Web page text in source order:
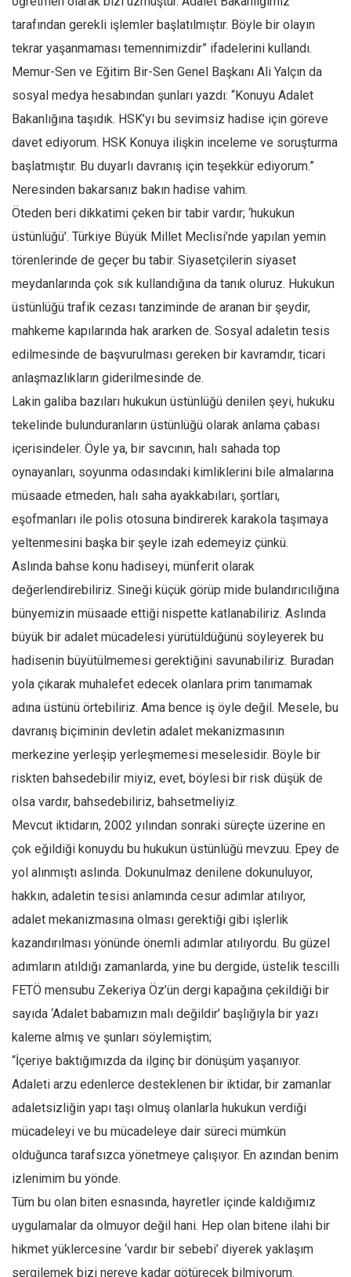
» Yazar arşivi
Bu Sayı
Kategoriler
Kültür Sanat
Kitap
Karisi kitap sualleri
7 soruda bu hafta
Ekonomi
Spor
Sağlık
Hayat
Türkiye
Siyaset
Dünya
Avrupa
Asya
Afrika
İslam Dünyası
Tarih
Düşünce
Dosyalar
tarafından gerekli işlemler başlatılmıştır. Böyle bir olayın
tekrar yaşanmaması temennimizdir” ifadelerini kullandı.
Memur-Sen ve Eğitim Bir-Sen Genel Başkanı Ali Yalçın da
sosyal medya hesabından şunları yazdı: “Konuyu Adalet
Bakanlığına taşıdık. HSK’yı bu sevimsiz hadise için göreve
davet ediyorum. HSK Konuya ilişkin inceleme ve soruşturma
başlatmıştır. Bu duyarlı davranış için teşekkür ediyorum.”
Neresinden bakarsanız bakın hadise vahim.
Öteden beri dikkatimi çeken bir tabir vardır; ‘hukukun
üstünlüğü’. Türkiye Büyük Millet Meclisi’nde yapılan yemin
törenlerinde de geçer bu tabir. Siyasetçilerin siyaset
meydanlarında çok sık kullandığına da tanık oluruz. Hukukun
üstünlüğü trafik cezası tanziminde de aranan bir şeydir,
mahkeme kapılarında hak ararken de. Sosyal adaletin tesis
edilmesinde de başvurulması gereken bir kavramdır, ticari
anlaşmazlıkların giderilmesinde de.
Lakin galiba bazıları hukukun üstünlüğü denilen şeyi, hukuku
tekelinde bulunduranların üstünlüğü olarak anlama çabası
içerisindeler. Öyle ya, bir savcının, halı sahada top
oynayanları, soyunma odasındaki kimliklerini bile almalarına
müsaade etmeden, halı saha ayakkabıları, şortları,
eşofmanları ile polis otosuna bindirerek karakola taşımaya
yeltenmesini başka bir şeyle izah edemeyiz çünkü.
Aslında bahse konu hadiseyi, münferit olarak
değerlendirebiliriz. Sineği küçük görüp mide bulandırıcılığına
bünyemizin müsaade ettiği nispette katlanabiliriz. Aslında
büyük bir adalet mücadelesi yürütüldüğünü söyleyerek bu
hadisenin büyütülmemesi gerektiğini savunabiliriz. Buradan
yola çıkarak muhalefet edecek olanlara prim tanımamak
adına üstünü örtebiliriz. Ama bence iş öyle değil. Mesele, bu
davranış biçiminin devletin adalet mekanizmasının
merkezine yerleşip yerleşmemesi meselesidir. Böyle bir
riskten bahsedebilir miyiz, evet, böylesi bir risk düşük de
olsa vardır, bahsedebiliriz, bahsetmeliyiz.
Mevcut iktidarın, 2002 yılından sonraki süreçte üzerine en
çok eğildiği konuydu bu hukukun üstünlüğü mevzuu. Epey de
yol alınmıştı aslında. Dokunulmaz denilene dokunuluyor,
hakkın, adaletin tesisi anlamında cesur adımlar atılıyor,
adalet mekanizmasına olması gerektiği gibi işlerlik
kazandırılması yönünde önemli adımlar atılıyordu. Bu güzel
adımların atıldığı zamanlarda, yine bu dergide, üstelik tescilli
FETÖ mensubu Zekeriya Öz’ün dergi kapağına çekildiği bir
sayıda ‘Adalet babamızın malı değildir’ başlığıyla bir yazı
kaleme almış ve şunları söylemiştim;
“İçeriye baktığımızda da ilginç bir dönüşüm yaşanıyor.
Adaleti arzu edenlerce desteklenen bir iktidar, bir zamanlar
adaletsizliğin yapı taşı olmuş olanlarla hukukun verdiği
mücadeleyi ve bu mücadeleye dair süreci mümkün
olduğunca tarafsızca yönetmeye çalışıyor. En azından benim
izlenimim bu yönde.
Tüm bu olan biten esnasında, hayretler içinde kaldığımız
uygulamalar da olmuyor değil hani. Hep olan bitene ilahi bir
hikmet yüklercesine ‘vardır bir sebebi’ diyerek yaklaşım
sergilemek bizi nereye kadar götürecek bilmiyorum.